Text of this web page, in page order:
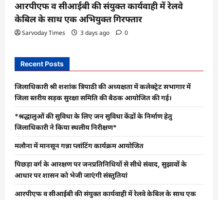
आरपीएफ व सीआईबी की संयुक्त कार्यवाही में रेलवे
केबिल के साथ एक अभियुक्त गिरफ्तार
Sarvoday Times 3 days ago 0
Recent Posts
जिलाधिकारी श्री शशांक त्रिपाठी की अध्यक्षता में कलेक्ट्रेट सभागार में
जिला स्तरीय सड़क सुरक्षा समिति की बैठक आयोजित की गई।
*श्रद्धालुओं की सुविधा के लिए जन सुविधा केंद्रों के निर्माण हेतु
जिलाधिकारी ने किया स्थलीय निरीक्षण*
मलौना में मानसून गन्ना प्लांटिंग कार्यक्रम आयोजित
पिछड़ा वर्ग के आरक्षण पर जनप्रतिनिधियों से सीधे संवाद, सुझावों के
आधार पर शासन को भेजी जाएंगी संस्तुतियां
आरपीएफ व सीआईबी की संयुक्त कार्यवाही में रेलवे केबिल के साथ एक